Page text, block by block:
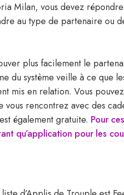
Milan, vous devez
au type de partenaire ou
plus facilement le
du système veille à ce que
mis en relation. Vous
rencontrez avec des
également gratuite. Pour
qu’application pour les